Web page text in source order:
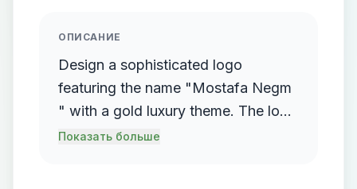
ОПИСАНИЕ
Design a sophisticated logo
featuring the name "Mostafa Negm
" with a gold luxury theme. The logo
should incorporate a flowing,
Показать больше